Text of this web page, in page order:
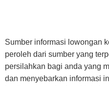
Sumber informasi lowongan
peroleh dari sumber yang
persilahkan bagi anda yang
dan menyebarkan informasi